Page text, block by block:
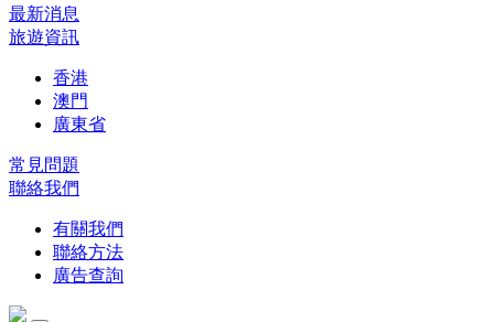
最新消息
旅遊資訊
香港
澳門
廣東省
常見問題
聯絡我們
有關我們
聯絡方法
廣告查詢